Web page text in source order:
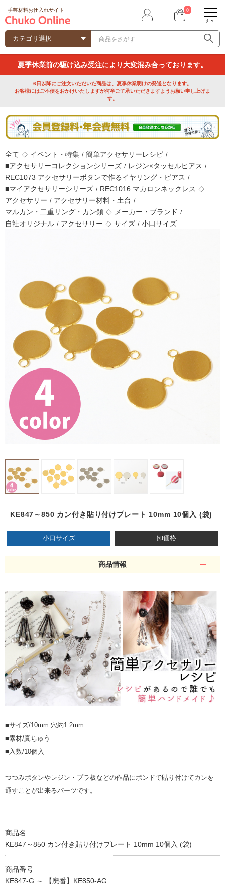
夏季休業前の駆け込み受注により大変混み合っております。
6日以降にご注文いただいた商品は、夏季休業明けの発送となります。
お客様にはご不便をおかけいたしますが何卒ご了承いただきますようお願い申し上げま
す。
全て ◇ イベント・特集 / 簡単アクセサリーレシピ /
■アクセサリーコレクションシリーズ / レジン×タッセルピアス /
REC1073 アクセサリーボタンで作るイヤリング・ピアス /
■マイアクセサリーシリーズ / REC1016 マカロンネックレス ◇
アクセサリー / アクセサリー材料・土台 /
マルカン・二重リング・カン類 ◇ メーカー・ブランド /
自社オリジナル / アクセサリー ◇ サイズ / 小口サイズ
KE847～850 カン付き貼り付けプレート 10mm 10個入 (袋)
小口サイズ 卸価格
商品情報
■サイズ/10mm 穴約1.2mm
■素材/真ちゅう
■入数/10個入
つつみボタンやレジン・プラ板などの作品にボンドで貼り付けてカンを
通すことが出来るパーツです。
商品名
KE847～850 カン付き貼り付けプレート 10mm 10個入 (袋)
商品番号
KE847-G ～ 【廃番】KE850-AG
手芸材料お仕入れサイト 0
ﾒﾆｭｰ